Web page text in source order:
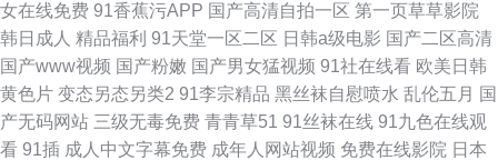
女在线免费 91香蕉污APP 国产高清自拍一区 第一页草草影院
韩日成人 精品福利 91天堂一区二区 日韩a级电影 国产二区高清
国产www视频 国产粉嫩 国产男女猛视频 91社在线看 欧美日韩
黄色片 变态另态另类2 91李宗精品 黑丝袜自慰喷水 乱伦五月 国
产无码网站 三级无毒免费 青青草51 91丝袜在线 91九色在线观
看 91插 成人中文字幕免费 成年人网站视频 免费在线影院 日本